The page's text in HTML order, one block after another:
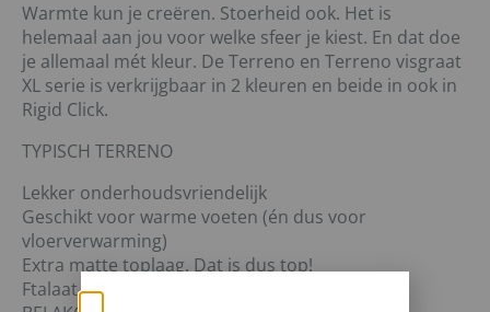
Warmte kun je creëren. Stoerheid ook. Het is
helemaal aan jou voor welke sfeer je kiest. En dat doe
je allemaal mét kleur. De Terreno en Terreno visgraat
XL serie is verkrijgbaar in 2 kleuren en beide in ook in
Rigid Click.
TYPISCH TERRENO
Lekker onderhoudsvriendelijk
Geschikt voor warme voeten (én dus voor
vloerverwarming)
Extra matte toplaag. Dat is dus top!
Ftalaat-vrij